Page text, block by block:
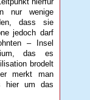
nur wenige
dass sie
jedoch darf
– Insel
das es
brodelt
merkt man
hier um das